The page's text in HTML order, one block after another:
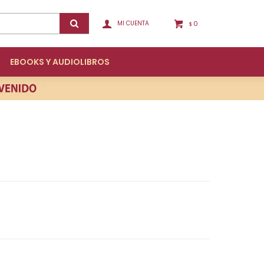
EBOOKS Y AUDIOLIBROS
$ 0